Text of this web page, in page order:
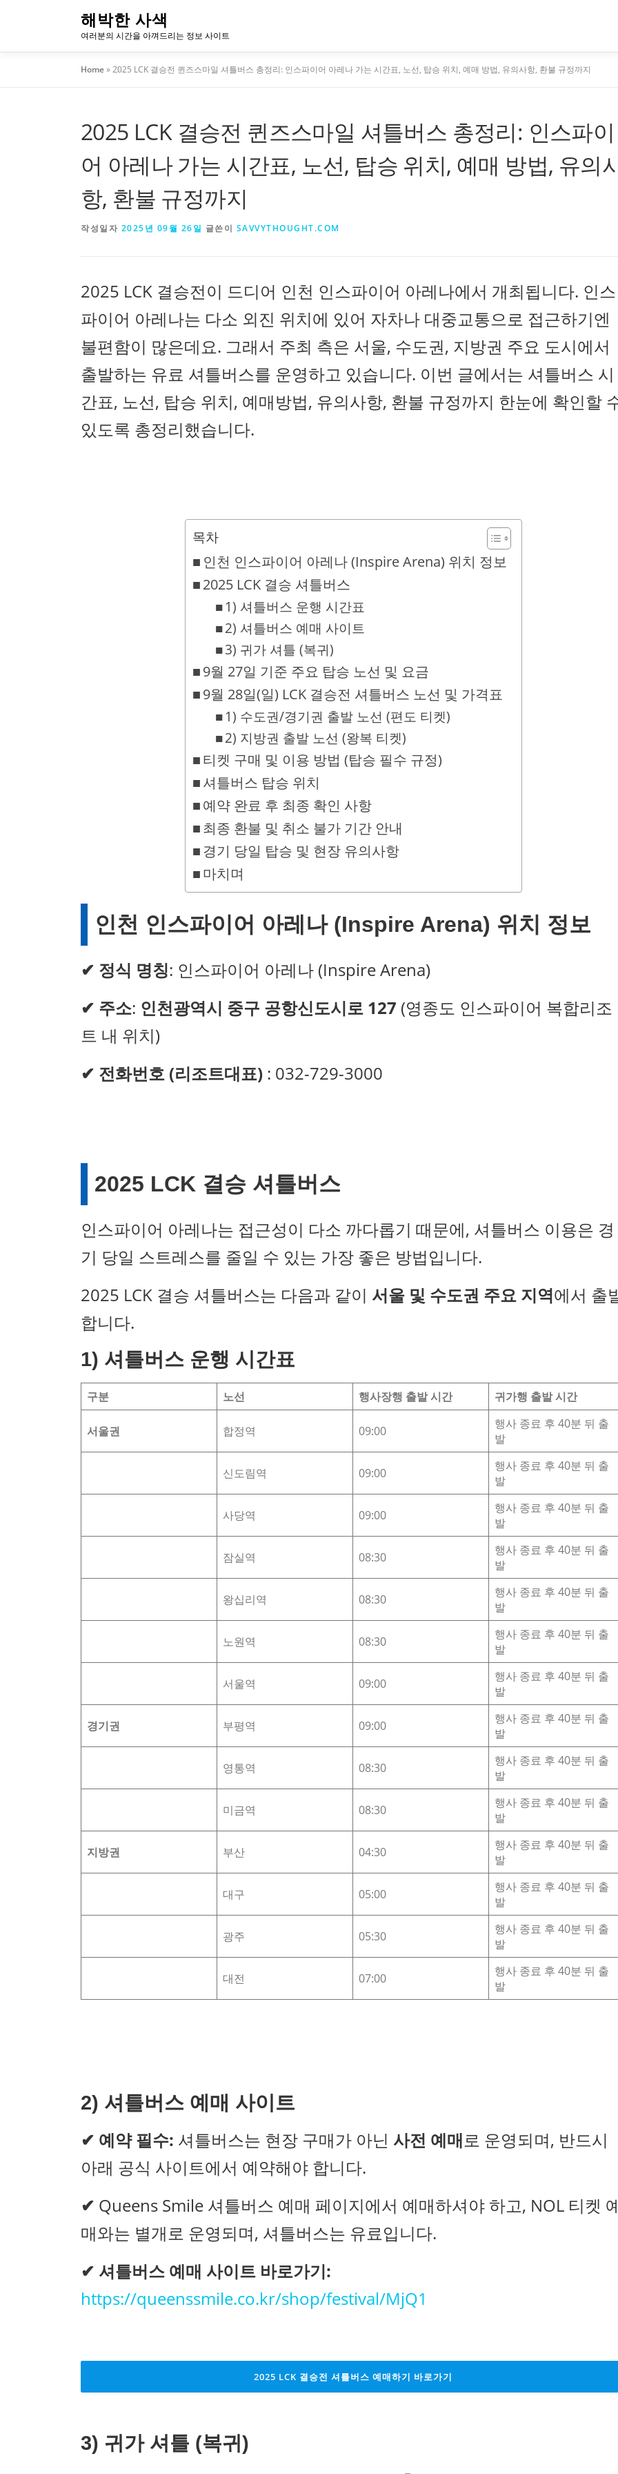
해박한 사색
여러분의 시간을 아껴드리는 정보 사이트
Home»2025 LCK 결승전 퀸즈스마일 셔틀버스 총정리: 인스파이어 아레나 가는 시간표, 노선, 탑승 위치, 예매 방법, 유의사항, 환불 규정까지
2025 LCK 결승전 퀸즈스마일 셔틀버스 총정리: 인스파이
어 아레나 가는 시간표, 노선, 탑승 위치, 예매 방법, 유의
항, 환불 규정까지
작성일자 2025년 09월 26일 글쓴이 SAVVYTHOUGHT.COM
2025 LCK 결승전이 드디어 인천 인스파이어 아레나에서 개최됩니다. 인스
파이어 아레나는 다소 외진 위치에 있어 자차나 대중교통으로 접근하기엔
불편함이 많은데요. 그래서 주최 측은 서울, 수도권, 지방권 주요 도시에서
출발하는 유료 셔틀버스를 운영하고 있습니다. 이번 글에서는 셔틀버스 시
간표, 노선, 탑승 위치, 예매방법, 유의사항, 환불 규정까지 한눈에 확인할
있도록 총정리했습니다.
목차
인천 인스파이어 아레나 (Inspire Arena) 위치 정보
2025 LCK 결승 셔틀버스
1) 셔틀버스 운행 시간표
2) 셔틀버스 예매 사이트
3) 귀가 셔틀 (복귀)
9월 27일 기준 주요 탑승 노선 및 요금
9월 28일(일) LCK 결승전 셔틀버스 노선 및 가격표
1) 수도권/경기권 출발 노선 (편도 티켓)
2) 지방권 출발 노선 (왕복 티켓)
티켓 구매 및 이용 방법 (탑승 필수 규정)
셔틀버스 탑승 위치
예약 완료 후 최종 확인 사항
최종 환불 및 취소 불가 기간 안내
경기 당일 탑승 및 현장 유의사항
마치며
인천 인스파이어 아레나 (Inspire Arena) 위치 정보
✔ 정식 명칭: 인스파이어 아레나 (Inspire Arena)
✔ 주소: 인천광역시 중구 공항신도시로 127 (영종도 인스파이어 복합리조
트 내 위치)
✔ 전화번호 (리조트대표) : 032-729-3000
2025 LCK 결승 셔틀버스
인스파이어 아레나는 접근성이 다소 까다롭기 때문에, 셔틀버스 이용은 경
기 당일 스트레스를 줄일 수 있는 가장 좋은 방법입니다.
2025 LCK 결승 셔틀버스는 다음과 같이 서울 및 수도권 주요 지역에서 출
합니다.
1) 셔틀버스 운행 시간표
구분 노선 행사장행 출발 시간 귀가행 출발 시간
서울권 합정역 09:00
행사 종료 후 40분 뒤 출
발
신도림역 09:00
행사 종료 후 40분 뒤 출
발
사당역 09:00
행사 종료 후 40분 뒤 출
발
잠실역 08:30
행사 종료 후 40분 뒤 출
발
왕십리역 08:30
행사 종료 후 40분 뒤 출
발
노원역 08:30
행사 종료 후 40분 뒤 출
발
서울역 09:00
행사 종료 후 40분 뒤 출
발
경기권 부평역 09:00
행사 종료 후 40분 뒤 출
발
영통역 08:30
행사 종료 후 40분 뒤 출
발
미금역 08:30
행사 종료 후 40분 뒤 출
발
지방권 부산 04:30
행사 종료 후 40분 뒤 출
발
대구 05:00
행사 종료 후 40분 뒤 출
발
광주 05:30
행사 종료 후 40분 뒤 출
발
대전 07:00
행사 종료 후 40분 뒤 출
발
2) 셔틀버스 예매 사이트
✔ 예약 필수: 셔틀버스는 현장 구매가 아닌 사전 예매로 운영되며, 반드시
아래 공식 사이트에서 예약해야 합니다.
✔ Queens Smile 셔틀버스 예매 페이지에서 예매하셔야 하고, NOL 티켓
매와는 별개로 운영되며, 셔틀버스는 유료입니다.
✔ 셔틀버스 예매 사이트 바로가기:
https://queenssmile.co.kr/shop/festival/MjQ1
2025 LCK 결승전 셔틀버스 예매하기 바로가기
3) 귀가 셔틀 (복귀)